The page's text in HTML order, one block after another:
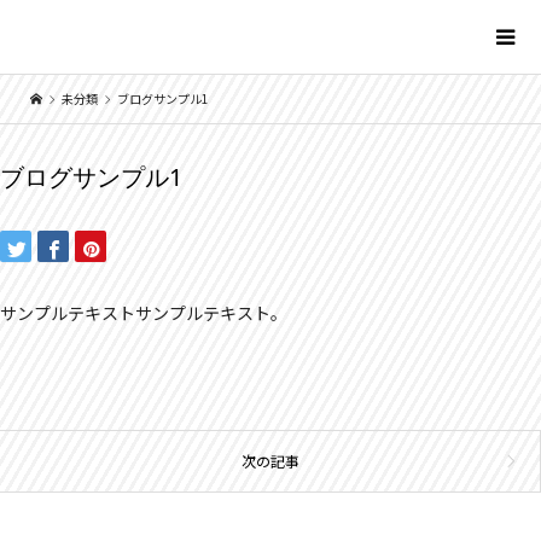
未分類 ブログサンプル1
ブログサンプル1
サンプルテキストサンプルテキスト。